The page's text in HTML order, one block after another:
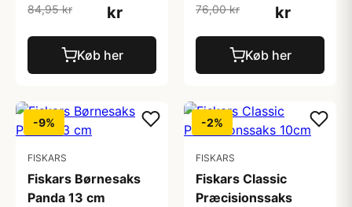
84,95 kr
kr
Køb her
76,00 kr
kr
Køb her
-9%
FISKARS
Fiskars Børnesaks
Panda 13 cm
-2%
FISKARS
Fiskars Classic
Præcisionssaks